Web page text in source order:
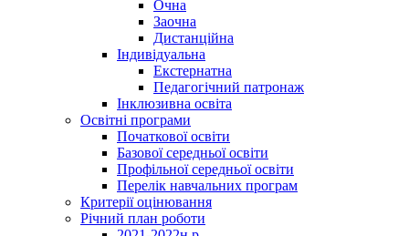
Очна
Заочна
Дистанційна
Індивідуальна
Екстернатна
Педагогічний патронаж
Інклюзивна освіта
Освітні програми
Початкової освіти
Базової середньої освіти
Профільної середньої освіти
Перелік навчальних програм
Критерії оцінювання
Річний план роботи